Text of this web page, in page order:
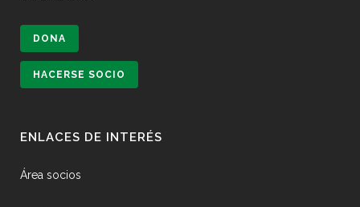
DONA
HACERSE SOCIO
ENLACES DE INTERÉS
Área socios